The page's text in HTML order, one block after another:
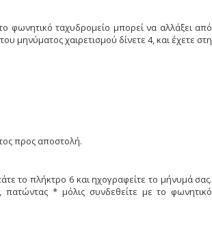
φωνητικό ταχυδρομείο μπορεί να αλλάξει από
μηνύματος χαιρετισμού δίνετε 4, και έχετε στη
προς αποστολή.
το πλήκτρο 6 και ηχογραφείτε το μήνυμά σας.
* μόλις συνδεθείτε με το φωνητικό